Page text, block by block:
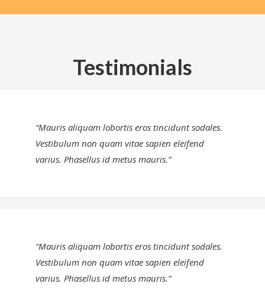
Testimonials
“Mauris aliquam lobortis eros tincidunt sodales.
Vestibulum non quam vitae sapien eleifend
varius. Phasellus id metus mauris.”
“Mauris aliquam lobortis eros tincidunt sodales.
Vestibulum non quam vitae sapien eleifend
varius. Phasellus id metus mauris.”